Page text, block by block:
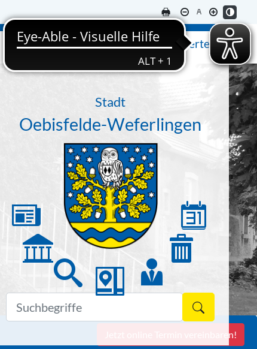
Ausflugsziele & Sehenswertes
Stadt
Oebisfelde-Weferlingen
Jetzt online Termin vereinbaren!